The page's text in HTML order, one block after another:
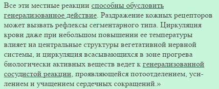
Все эти местные реакции способны обусловить
генерализованное действие. Раздражение кожных рецепторов
может вызвать рефлексы сегментарного типа. Циркуляция
крови даже при небольшом повышении ее температуры
влияет на центральные структуры вегетативной нервной
системы, и циркуляция всасывающихся в зоне прогрева
биологически активных веществ ведет к генерализованной
сосудистой реакции, проявляющейся потоотделением, уси­
лением и учащением сердечных сокращений.»